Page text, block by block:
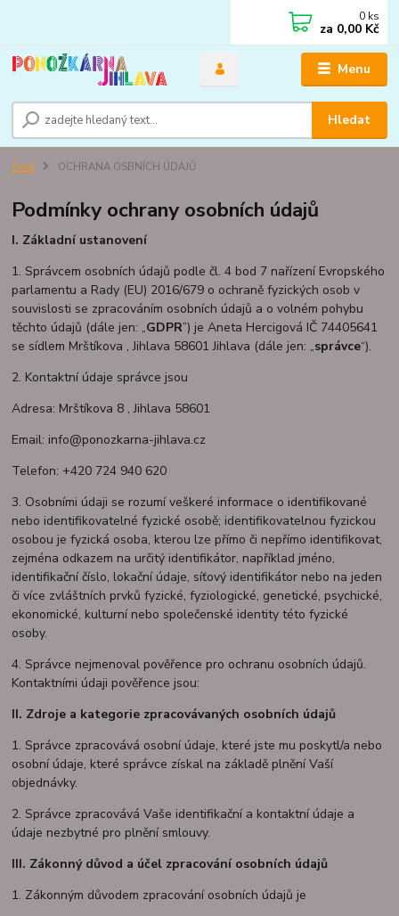
Menu
Hledat
0 ks
za 0,00 Kč
Úvod OCHRANA OSBNÍCH ÚDAJŮ
Podmínky ochrany osobních údajů
I. Základní ustanovení
1. Správcem osobních údajů podle čl. 4 bod 7 nařízení Evropského
parlamentu a Rady (EU) 2016/679 o ochraně fyzických osob v
souvislosti se zpracováním osobních údajů a o volném pohybu
těchto údajů (dále jen: „GDPR”) je Aneta Hercigová IČ 74405641
se sídlem Mrštíkova , Jihlava 58601 Jihlava (dále jen: „správce“).
2. Kontaktní údaje správce jsou
Adresa: Mrštíkova 8 , Jihlava 58601
Email: info@ponozkarna-jihlava.cz
Telefon: +420 724 940 620
3. Osobními údaji se rozumí veškeré informace o identifikované
nebo identifikovatelné fyzické osobě; identifikovatelnou fyzickou
osobou je fyzická osoba, kterou lze přímo či nepřímo identifikovat,
zejména odkazem na určitý identifikátor, například jméno,
identifikační číslo, lokační údaje, síťový identifikátor nebo na jeden
či více zvláštních prvků fyzické, fyziologické, genetické, psychické,
ekonomické, kulturní nebo společenské identity této fyzické
osoby.
4. Správce nejmenoval pověřence pro ochranu osobních údajů.
Kontaktními údaji pověřence jsou:
II. Zdroje a kategorie zpracovávaných osobních údajů
1. Správce zpracovává osobní údaje, které jste mu poskytl/a nebo
osobní údaje, které správce získal na základě plnění Vaší
objednávky.
2. Správce zpracovává Vaše identifikační a kontaktní údaje a
údaje nezbytné pro plnění smlouvy.
III. Zákonný důvod a účel zpracování osobních údajů
1. Zákonným důvodem zpracování osobních údajů je